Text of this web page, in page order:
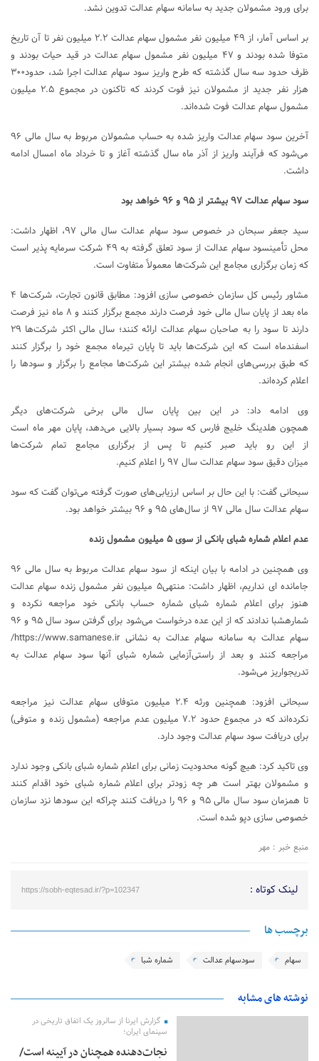
برای ورود مشمولان جدید به سامانه سهام عدالت تدوین نشد.
بر اساس آمار، از ۴۹ میلیون نفر مشمول سهام عدالت ۲.۲ میلیون نفر تا آن تاریخ
متوفا شده بودند و ۴۷ میلیون نفر مشمول سهام عدالت در قید حیات بودند و
ظرف حدود سه سال گذشته که طرح واریز سود سهام عدالت اجرا شد، حدود۳۰۰
هزار نفر جدید از مشمولان نیز فوت کردند که تاکنون در مجموع ۲.۵ میلیون
مشمول سهام عدالت فوت شده‌اند.
آخرین سود سهام عدالت واریز شده به حساب مشمولان مربوط به سال مالی ۹۶
می‌شود که فرآیند واریز از آذر ماه سال گذشته آغاز و تا خرداد ماه امسال ادامه
داشت.
سود سهام عدالت ۹۷ بیشتر از ۹۵ و ۹۶ خواهد بود
سید جعفر سبحان در خصوص سود سهام عدالت سال مالی ۹۷، اظهار داشت:
محل تأمینسود سهام عدالت از سود تعلق گرفته به ۴۹ شرکت سرمایه پذیر است
که زمان برگزاری مجامع این شرکت‌ها معمولاً متفاوت است.
مشاور رئیس کل سازمان خصوصی سازی افزود: مطابق قانون تجارت، شرکت‌ها ۴
ماه بعد از پایان سال مالی خود فرصت دارند مجمع برگزار کنند و ۸ ماه نیز فرصت
دارند تا سود را به صاحبان سهام عدالت ارائه کنند؛ سال مالی اکثر شرکت‌ها ۲۹
اسفندماه است که این شرکت‌ها باید تا پایان تیرماه مجمع خود را برگزار کنند
که طبق بررسی‌های انجام شده بیشتر این شرکت‌ها مجامع را برگزار و سودها را
اعلام کرده‌اند.
وی ادامه داد: در این بین پایان سال مالی برخی شرکت‌های دیگر
همچون هلدینگ خلیج فارس که سود بسیار بالایی می‌دهد، پایان مهر ماه است
از این رو باید صبر کنیم تا پس از برگزاری مجامع تمام شرکت‌ها
میزان دقیق سود سهام عدالت سال ۹۷ را اعلام کنیم.
سبحانی گفت: با این حال بر اساس ارزیابی‌های صورت گرفته می‌توان گفت که سود
سهام عدالت سال مالی ۹۷ از سال‌های ۹۵ و ۹۶ بیشتر خواهد بود.
عدم اعلام شماره شبای بانکی از سوی ۵ میلیون مشمول زنده
وی همچنین در ادامه با بیان اینکه از سود سهام عدالت مربوط به سال مالی ۹۶
جامانده ای نداریم، اظهار داشت: منتهی۵ میلیون نفر مشمول زنده سهام عدالت
هنوز برای اعلام شماره شبای شماره حساب بانکی خود مراجعه نکرده و
شمارهشبا ندادند که از این عده درخواست می‌شود برای گرفتن سود سال ۹۵ و ۹۶
سهام عدالت به سامانه سهام عدالت به نشانی https://www.samanese.ir/
مراجعه کنند و بعد از راستی‌آزمایی شماره شبای آنها سود سهام عدالت به
تدریجواریز می‌شود.
سبحانی افزود: همچنین ورثه ۲.۴ میلیون متوفای سهام عدالت نیز مراجعه
نکرده‌اند که در مجموع حدود ۷.۲ میلیون عدم مراجعه (مشمول زنده و متوفی)
برای دریافت سود سهام عدالت وجود دارد.
وی تاکید کرد: هیچ گونه محدودیت زمانی برای اعلام شماره شبای بانکی وجود ندارد
و مشمولان بهتر است هر چه زودتر برای اعلام شماره شبای خود اقدام کنند
تا همزمان سود سال مالی ۹۵ و ۹۶ را دریافت کنند چراکه این سودها نزد سازمان
خصوصی سازی دپو شده است.
منبع خبر : مهر
لینک کوتاه : https://sobh-eqtesad.ir/?p=102347
برچسب ها
سهام سودسهام عدالت شماره شبا
نوشته های مشابه
گزارش ایرنا از سالروز یک اتفاق تاریخی در
سینمای ایران؛
نجات‌دهنده‌ همچنان در آیینه است/